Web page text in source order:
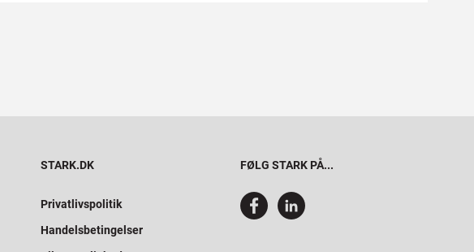
STARK.DK
Privatlivspolitik
Handelsbetingelser
FØLG STARK PÅ...